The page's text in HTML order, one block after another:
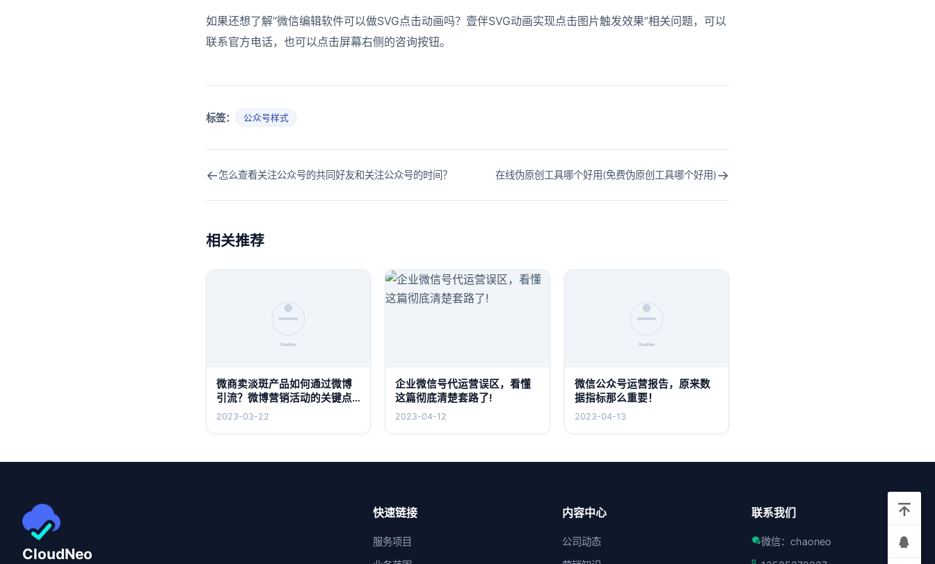
如果还想了解“微信编辑软件可以做SVG点击动画吗？壹伴SVG动画实现点击图片触发效果”相关问题，可以
联系官方电话，也可以点击屏幕右侧的咨询按钮。
标签： 公众号样式
←怎么查看关注公众号的共同好友和关注公众号的时间？ 在线伪原创工具哪个好用(免费伪原创工具哪个好用)→
相关推荐
微商卖淡斑产品如何通过微博
引流？微博营销活动的关键点
有哪些？
2023-03-22
企业微信号代运营误区，看懂
这篇彻底清楚套路了!
2023-04-12
微信公众号运营报告，原来数
据指标那么重要！
2023-04-13
CloudNeo
快速链接
服务项目
内容中心
公司动态
联系我们
微信：chaoneo